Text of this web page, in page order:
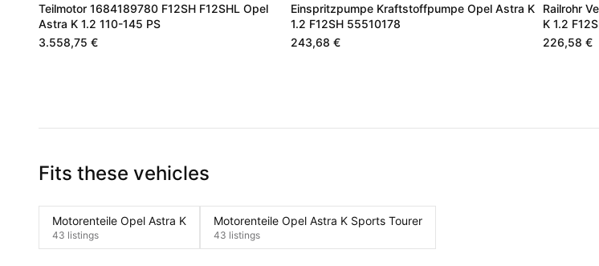
Teilmotor 1684189780 F12SH F12SHL Opel
Astra K 1.2 110-145 PS
3.558,75 €
Einspritzpumpe Kraftstoffpumpe Opel Astra K
1.2 F12SH 55510178
243,68 €
Railrohr
K 1.2
226,58 €
Fits these vehicles
Motorenteile Opel Astra K
43 listings
Motorenteile Opel Astra K Sports Tourer
43 listings